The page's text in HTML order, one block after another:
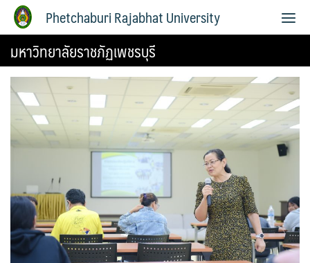
Phetchaburi Rajabhat University
มหาวิทยาลัยราชภัฏเพชรบุรี